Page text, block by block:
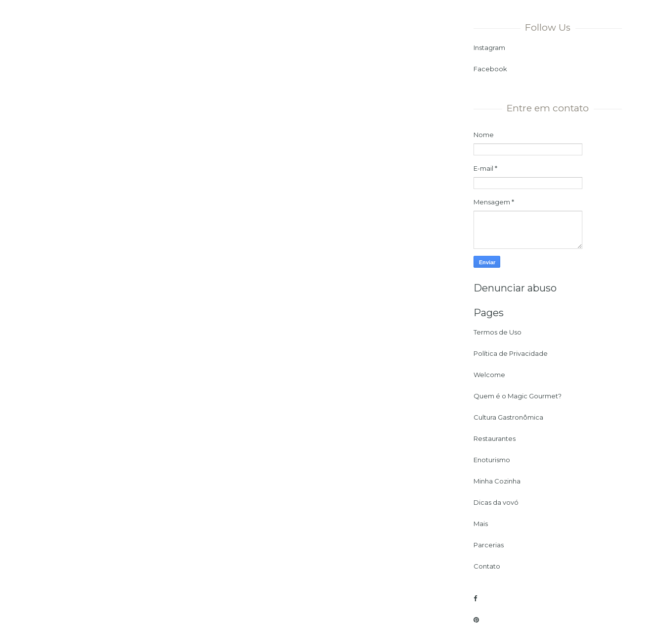
Follow Us
Instagram
Facebook
Entre em contato
Nome
E-mail *
Mensagem *
Denunciar abuso
Pages
Termos de Uso
Política de Privacidade
Welcome
Quem é o Magic Gourmet?
Cultura Gastronômica
Restaurantes
Enoturismo
Minha Cozinha
Dicas da vovó
Mais
Parcerias
Contato